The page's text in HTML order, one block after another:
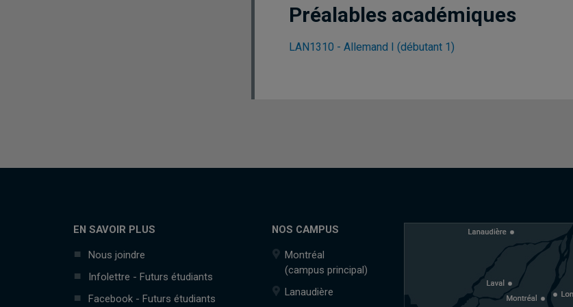
Préalables académiques
LAN1310 - Allemand I (débutant 1)
EN SAVOIR PLUS
Nous joindre
Infolettre - Futurs étudiants
Facebook - Futurs étudiants
NOS CAMPUS
Montréal
(campus principal)
Lanaudière